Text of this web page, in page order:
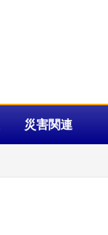
災害関連